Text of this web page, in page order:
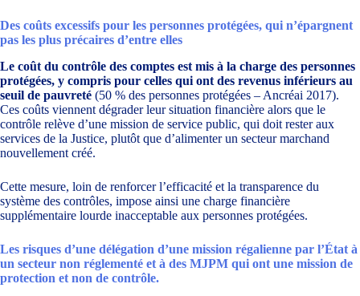
Des coûts excessifs pour les personnes protégées, qui n’épargnent
pas les plus précaires d’entre elles
Le coût du contrôle des comptes est mis à la charge des personnes
protégées, y compris pour celles qui ont des revenus inférieurs au
seuil de pauvreté (50 % des personnes protégées – Ancréai 2017).
Ces coûts viennent dégrader leur situation financière alors que le
contrôle relève d’une mission de service public, qui doit rester aux
services de la Justice, plutôt que d’alimenter un secteur marchand
nouvellement créé.
Cette mesure, loin de renforcer l’efficacité et la transparence du
système des contrôles, impose ainsi une charge financière
supplémentaire lourde inacceptable aux personnes protégées.
Les risques d’une délégation d’une mission régalienne par l’État à
un secteur non réglementé et à des MJPM qui ont une mission de
protection et non de contrôle.